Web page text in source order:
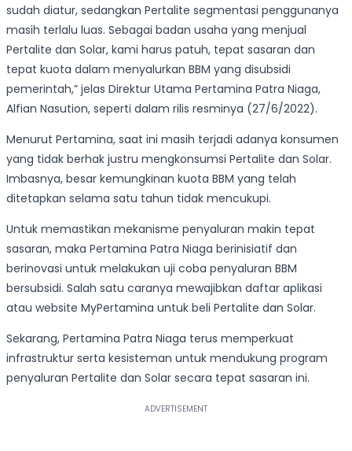
sudah diatur, sedangkan Pertalite segmentasi penggunanya
masih terlalu luas. Sebagai badan usaha yang menjual
Pertalite dan Solar, kami harus patuh, tepat sasaran dan
tepat kuota dalam menyalurkan BBM yang disubsidi
pemerintah,” jelas Direktur Utama Pertamina Patra Niaga,
Alfian Nasution, seperti dalam rilis resminya (27/6/2022).
Menurut Pertamina, saat ini masih terjadi adanya konsumen
yang tidak berhak justru mengkonsumsi Pertalite dan Solar.
Imbasnya, besar kemungkinan kuota BBM yang telah
ditetapkan selama satu tahun tidak mencukupi.
Untuk memastikan mekanisme penyaluran makin tepat
sasaran, maka Pertamina Patra Niaga berinisiatif dan
berinovasi untuk melakukan uji coba penyaluran BBM
bersubsidi. Salah satu caranya mewajibkan daftar aplikasi
atau website MyPertamina untuk beli Pertalite dan Solar.
Sekarang, Pertamina Patra Niaga terus memperkuat
infrastruktur serta kesisteman untuk mendukung program
penyaluran Pertalite dan Solar secara tepat sasaran ini.